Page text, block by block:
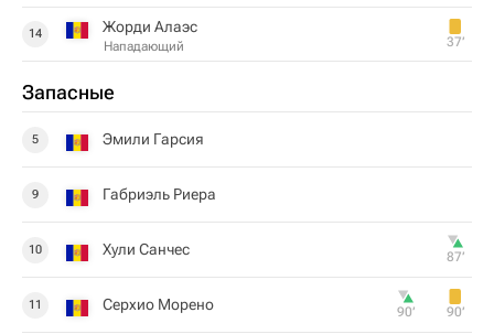
14 Жорди Алаэс
Нападающий 37‎’‎
Запасные
5 Эмили Гарсия
9 Габриэль Риера
10 Хули Санчес 87‎’‎
11 Серхио Морено 90‎’‎ 90‎’‎